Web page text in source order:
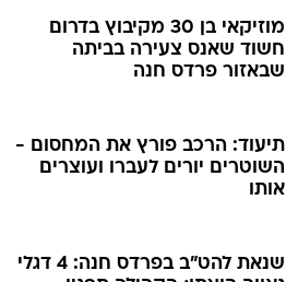
מוזיקאי בן 30 מקיבוץ בדרום
חשוד שאנס צעירה בביתה
שבאזור פרדס חנה
תיעוד: הרכב פורץ את המחסום -
השוטרים יורים לעברו ועוצרים
אותו
שנאת להט"ב בפרדס חנה: 4 דגלי